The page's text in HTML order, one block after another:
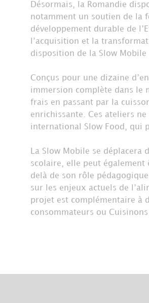
Désormais, la Romandie
notamment un soutien de la
développement durable de
l’acquisition et la
disposition de la Slow
Conçus pour une dizaine
immersion complète dans le
frais en passant par la
enrichissante. Ces ateliers
international Slow Food, qui
La Slow Mobile se déplacera
scolaire, elle peut
delà de son rôle
sur les enjeux actuels de
projet est complémentaire à
consommateurs ou